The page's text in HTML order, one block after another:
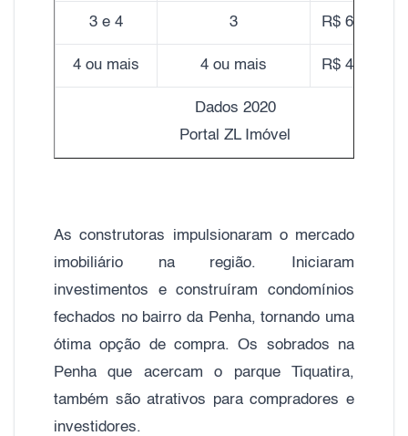
3 e 4 3 R$ 6.260,00
4 ou mais 4 ou mais R$ 4.820,00
Dados 2020
Portal ZL Imóvel
As construtoras impulsionaram o mercado
imobiliário na região. Iniciaram
investimentos e construíram condomínios
fechados no bairro da Penha, tornando uma
ótima opção de compra. Os sobrados na
Penha que acercam o parque Tiquatira,
também são atrativos para compradores e
investidores.